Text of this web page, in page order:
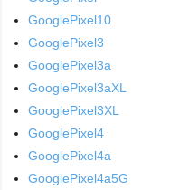
GooglePixel10
GooglePixel3
GooglePixel3a
GooglePixel3aXL
GooglePixel3XL
GooglePixel4
GooglePixel4a
GooglePixel4a5G